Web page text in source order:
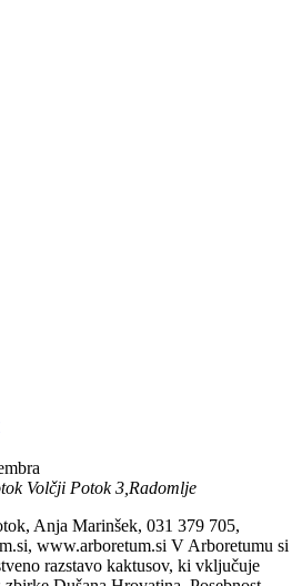
Volčji Potok 3,Radomlje
Anja Marinšek, 031 379 705,
www.arboretum.si V Arboretumu si
razstavo kaktusov, ki vključuje